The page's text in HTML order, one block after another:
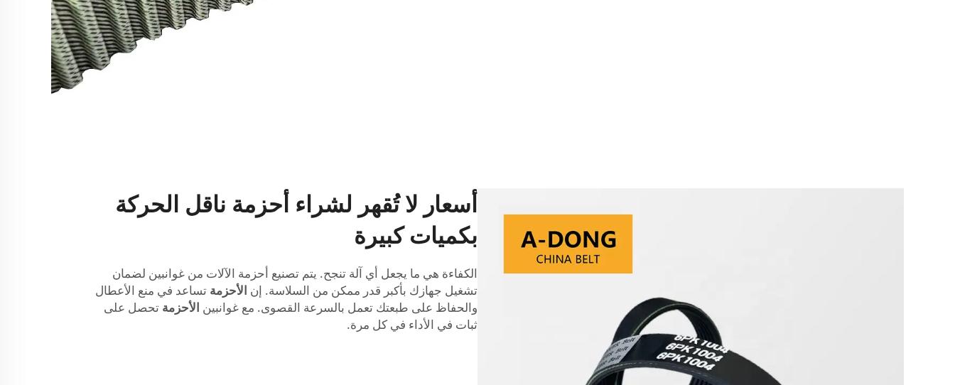
أسعار لا تُقهر لشراء أحزمة ناقل الحركة
بكميات كبيرة
الكفاءة هي ما يجعل أي آلة تنجح. يتم تصنيع أحزمة الآلات من غوانبين لضمان
تشغيل جهازك بأكبر قدر ممكن من السلاسة. إن الأحزمة تساعد في منع الأعطال
والحفاظ على طبعتك تعمل بالسرعة القصوى. مع غوانبين الأحزمة تحصل على
ثبات في الأداء في كل مرة.